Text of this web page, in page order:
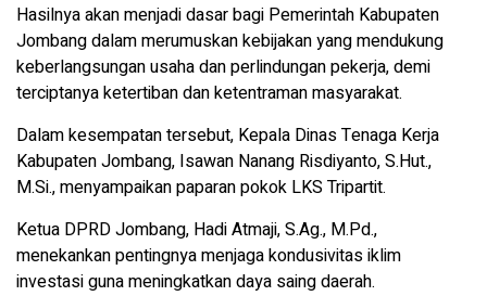
Hasilnya akan menjadi dasar bagi Pemerintah Kabupaten
Jombang dalam merumuskan kebijakan yang mendukung
keberlangsungan usaha dan perlindungan pekerja, demi
terciptanya ketertiban dan ketentraman masyarakat.
Dalam kesempatan tersebut, Kepala Dinas Tenaga Kerja
Kabupaten Jombang, Isawan Nanang Risdiyanto, S.Hut.,
M.Si., menyampaikan paparan pokok LKS Tripartit.
Ketua DPRD Jombang, Hadi Atmaji, S.Ag., M.Pd.,
menekankan pentingnya menjaga kondusivitas iklim
investasi guna meningkatkan daya saing daerah.